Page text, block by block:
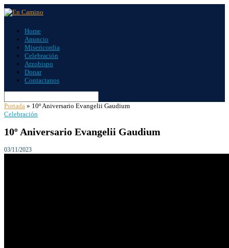
Home
Anuncio
Misericordia
Celebración
Arzobispo
Donar
Contactanos
Portada » 10º Aniversario Evangelii Gaudium
Celebración
10º Aniversario Evangelii Gaudium
03/11/2023